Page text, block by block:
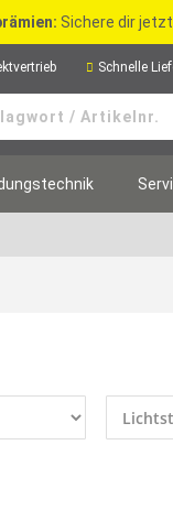
Sichere dir
Schnelle